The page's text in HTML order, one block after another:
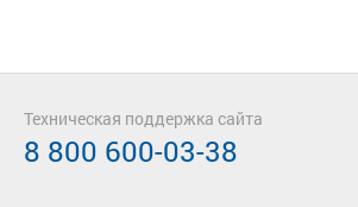
Техническая поддержка сайта
8 800 600-03-38